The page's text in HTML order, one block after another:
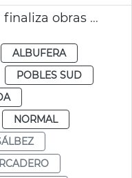
Ayuntamiento València finaliza obras embarcadero El Palmar
ALBUFERA
POBLES SUD
NORMAL